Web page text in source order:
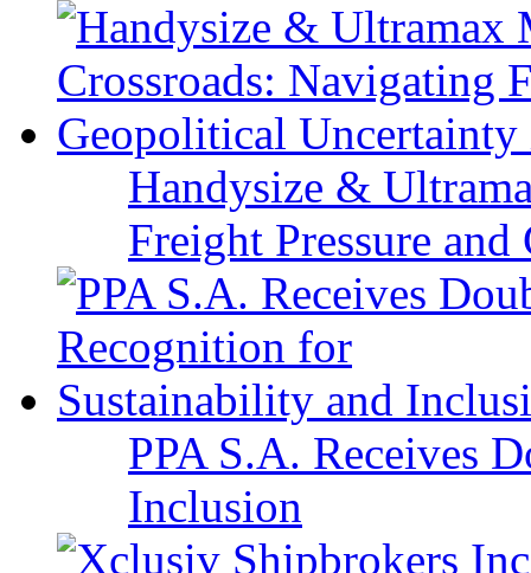
Handysize &
Freight Pressure
PPA S.A. Receives
Inclusion